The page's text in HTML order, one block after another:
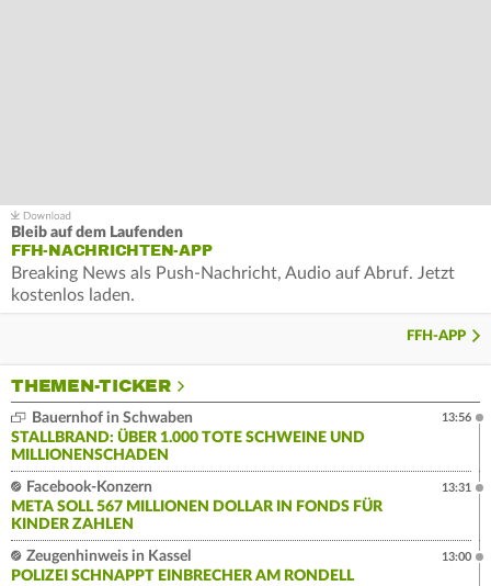
Bleib auf dem Laufenden
FFH-NACHRICHTEN-APP
Breaking News als Push-Nachricht, Audio auf Abruf. Jetzt
kostenlos laden.
FFH-APP
THEMEN-TICKER
Bauernhof in Schwaben
STALLBRAND: ÜBER 1.000 TOTE SCHWEINE UND
MILLIONENSCHADEN
13:56
Facebook-Konzern
META SOLL 567 MILLIONEN DOLLAR IN FONDS FÜR
KINDER ZAHLEN
13:31
Zeugenhinweis in Kassel
POLIZEI SCHNAPPT EINBRECHER AM RONDELL
13:00